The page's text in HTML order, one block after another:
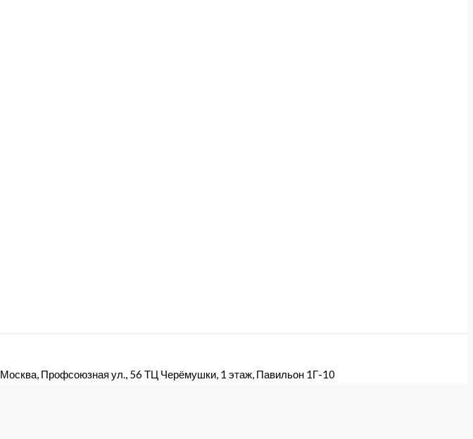
Москва, Профсоюзная ул., 56 ТЦ Черёмушки, 1 этаж, Павильон 1Г-10